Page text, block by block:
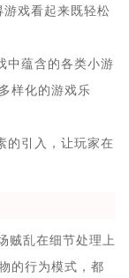
戏看起来既轻松
中蕴含的各类小游
样化的游戏乐
的引入，让玩家在
贼乱在细节处理上
的行为模式，都